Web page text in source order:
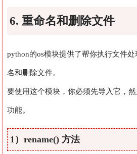
6. 重命名和删除文件
python的os模块提供了帮你执行文件
名和删除文件。
要使用这个模块，你必须先导入它，
功能。
1）rename() 方法